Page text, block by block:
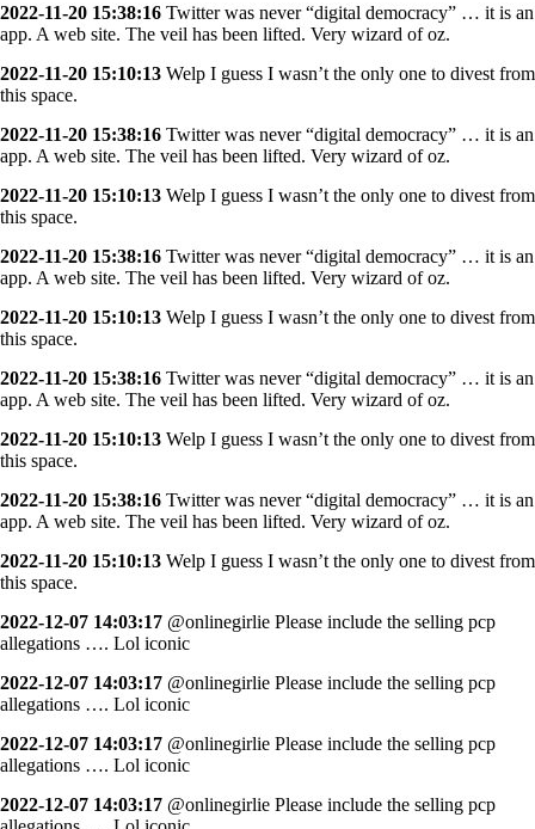
2022-11-20 15:38:16 Twitter was never “digital democracy” … it is an
app. A web site. The veil has been lifted. Very wizard of oz.
2022-11-20 15:10:13 Welp I guess I wasn’t the only one to divest from
this space.
2022-11-20 15:38:16 Twitter was never “digital democracy” … it is an
app. A web site. The veil has been lifted. Very wizard of oz.
2022-11-20 15:10:13 Welp I guess I wasn’t the only one to divest from
this space.
2022-11-20 15:38:16 Twitter was never “digital democracy” … it is an
app. A web site. The veil has been lifted. Very wizard of oz.
2022-11-20 15:10:13 Welp I guess I wasn’t the only one to divest from
this space.
2022-11-20 15:38:16 Twitter was never “digital democracy” … it is an
app. A web site. The veil has been lifted. Very wizard of oz.
2022-11-20 15:10:13 Welp I guess I wasn’t the only one to divest from
this space.
2022-11-20 15:38:16 Twitter was never “digital democracy” … it is an
app. A web site. The veil has been lifted. Very wizard of oz.
2022-11-20 15:10:13 Welp I guess I wasn’t the only one to divest from
this space.
2022-12-07 14:03:17 @onlinegirlie Please include the selling pcp
allegations …. Lol iconic
2022-12-07 14:03:17 @onlinegirlie Please include the selling pcp
allegations …. Lol iconic
2022-12-07 14:03:17 @onlinegirlie Please include the selling pcp
allegations …. Lol iconic
2022-12-07 14:03:17 @onlinegirlie Please include the selling pcp